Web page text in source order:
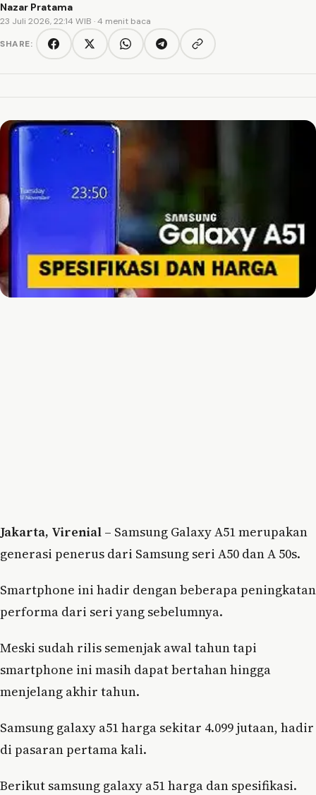
Nazar Pratama
23 Juli 2026, 22:14 WIB · 4 menit baca
SHARE:
FacebookTwitter/XWhatsAppTelegramCopy link
Jakarta, Virenial – Samsung Galaxy A51 merupakan
generasi penerus dari Samsung seri A50 dan A 50s.
Smartphone ini hadir dengan beberapa peningkatan
performa dari seri yang sebelumnya.
Meski sudah rilis semenjak awal tahun tapi
smartphone ini masih dapat bertahan hingga
menjelang akhir tahun.
Samsung galaxy a51 harga sekitar 4.099 jutaan, hadir
di pasaran pertama kali.
Berikut samsung galaxy a51 harga dan spesifikasi.